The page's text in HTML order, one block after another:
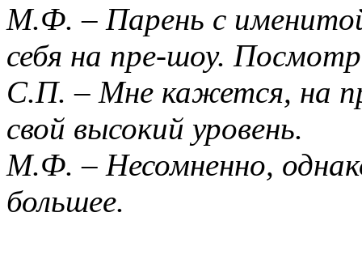
М.Ф. – Парень с
себя на пре-шоу.
С.П. – Мне кажется, на
свой высокий уровень.
М.Ф. – Несомненно,
большее.